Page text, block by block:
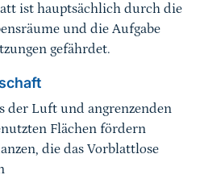
ist hauptsächlich durch die
und die Aufgabe
gefährdet.
der Luft und angrenzenden
Flächen fördern
die das Vorblattlose